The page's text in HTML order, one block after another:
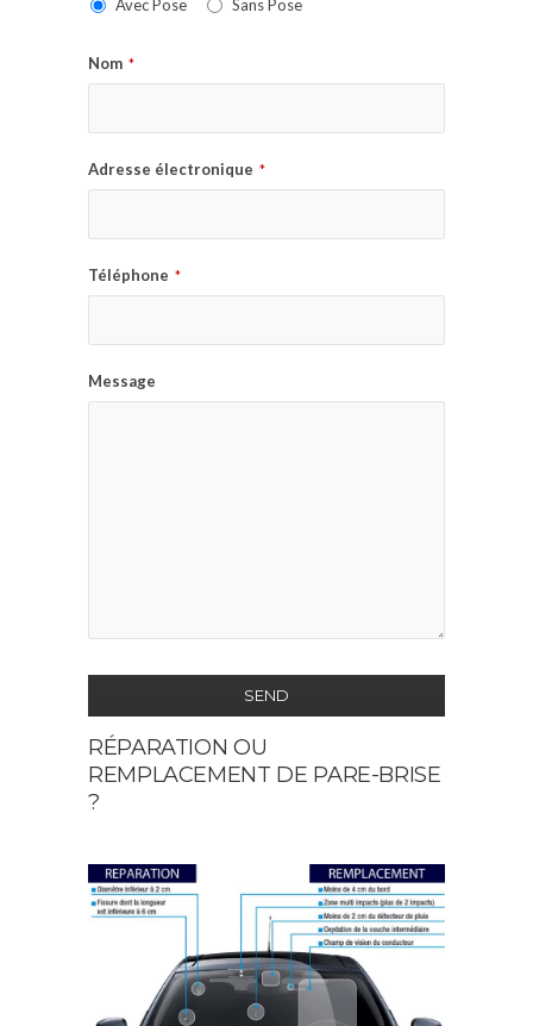
Avec Pose Sans Pose
Nom *
Adresse électronique *
Téléphone *
Message
SEND
This
field
should
left
blank
RÉPARATION OU
REMPLACEMENT DE PARE-BRISE
?